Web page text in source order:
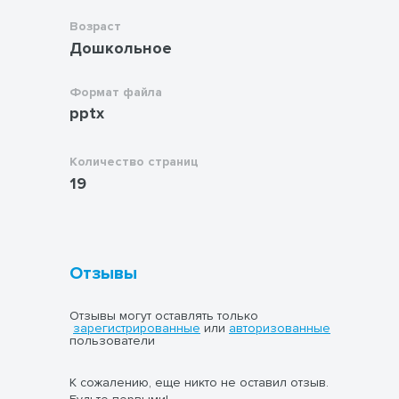
Возраст
Дошкольное
Формат файла
pptx
Количество страниц
19
Отзывы
Отзывы могут оставлять только
зарегистрированные или авторизованные
пользователи
К сожалению, еще никто не оставил отзыв.